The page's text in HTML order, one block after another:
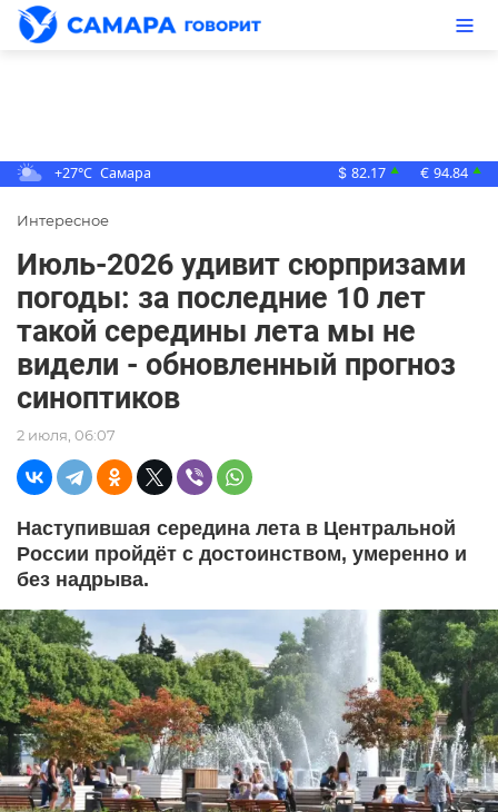
+27°C Самара $ 82.17 ▲ € 94.84 ▲
Интересное
Июль-2026 удивит сюрпризами
погоды: за последние 10 лет
такой середины лета мы не
видели - обновленный прогноз
синоптиков
2 июля, 06:07
Наступившая середина лета в Центральной
России пройдёт с достоинством, умеренно и
без надрыва.